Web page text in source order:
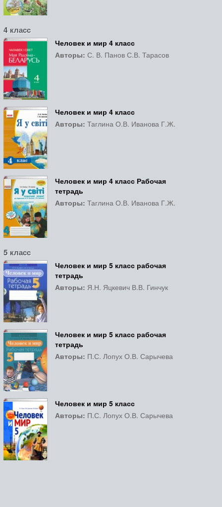
4 класс
Человек и мир 4 класс
Авторы: С. В. Панов С.В. Тарасов
Человек и мир 4 класс
Авторы: Таглина О.В. Иванова Г.Ж.
Человек и мир 4 класс Рабочая
тетрадь
Авторы: Таглина О.В. Иванова Г.Ж.
5 класс
Человек и мир 5 класс рабочая
тетрадь
Авторы: Я.Н. Яцкевич В.В. Гинчук
Человек и мир 5 класс рабочая
тетрадь
Авторы: П.С. Лопух О.В. Сарычева
Человек и мир 5 класс
Авторы: П.С. Лопух О.В. Сарычева